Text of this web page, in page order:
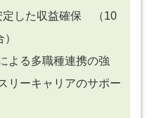
定した収益確保 （10
よる多職種連携の強
ーキャリアのサポー